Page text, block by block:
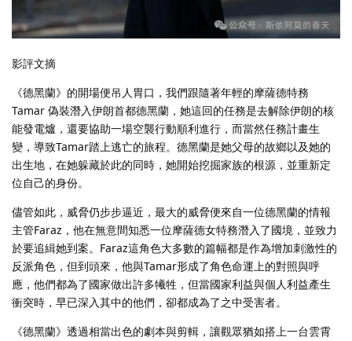
影評文摘
《德黑蘭》的開場便吊人胃口，我們跟隨著年輕的摩薩德特務
Tamar 偽裝潛入伊朗首都德黑蘭，她這回的任務是去解除伊朗的核
能發電爐，還要協助一場空襲行動順利進行，而當然任務計畫生
變，導致Tamar踏上逃亡的旅程。德黑蘭是她父母的故鄉以及她的
出生地，在她躲藏於此的同時，她開始挖掘家族的根源，並重新定
位自己的身份。
儘管如此，威脅仍步步逼近，最大的威脅便來自一位德黑蘭的情報
主管Faraz，他在無意間知悉一位摩薩德女特務潛入了國境，並致力
於要追緝她到案。Faraz這角色大多數的篇幅都是作為增加刺激性的
反派角色，但到頭來，他與Tamar形成了角色命運上的對照與呼
應，他們都為了國家做出許多犧牲，但當國家利益與個人利益產生
衝突時，早已深入其中的他們，卻都成為了之中受害者。
《德黑蘭》透過相當出色的劇本與剪輯，讓觀眾猶如搭上一台雲霄